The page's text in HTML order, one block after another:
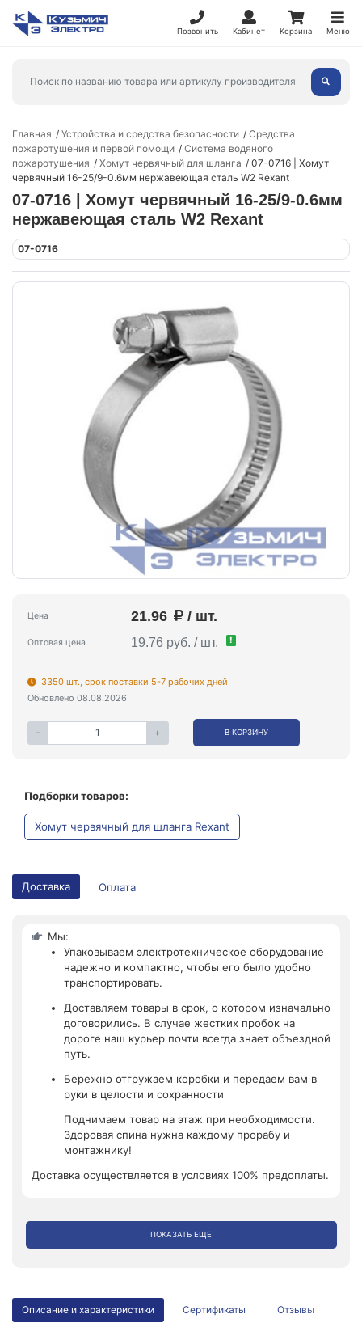
Позвонить Кабинет Корзина Меню
Главная Устройства и средства безопасности
Средства
пожаротушения и первой помощи
Система водяного
пожаротушения
Хомут червячный для шланга
07-0716 | Хомут
червячный 16-25/9-0.6мм нержавеющая сталь W2 Rexant
07-0716 | Хомут червячный 16-25/9-0.6мм
нержавеющая сталь W2 Rexant
07-0716
Цена 21.96 / шт.
Оптовая цена 19.76 руб. / шт. !
3350 шт., срок поставки 5-7 рабочих дней
Обновлено 08.08.2026
- + В КОРЗИНУ
Подборки товаров:
Хомут червячный для шланга Rexant
Доставка Оплата
Мы:
Упаковываем электротехническое оборудование
надежно и компактно, чтобы его было удобно
транспортировать.
Доставляем товары в срок, о котором изначально
договорились. В случае жестких пробок на
дороге наш курьер почти всегда знает объездной
путь.
Бережно отгружаем коробки и передаем вам в
руки в целости и сохранности
Поднимаем товар на этаж при необходимости.
Здоровая спина нужна каждому прорабу и
монтажнику!
Доставка осуществляется в условиях 100% предоплаты.
ПОКАЗАТЬ ЕЩЕ
Описание и характеристики Сертификаты Отзывы